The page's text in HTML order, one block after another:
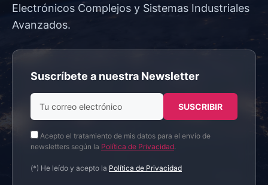
Electrónicos Complejos y Sistemas Industriales
Avanzados.
Suscríbete a nuestra Newsletter
Acepto el tratamiento de mis datos para el envío de
newsletters según la Política de Privacidad.
(*) He leído y acepto la Política de Privacidad